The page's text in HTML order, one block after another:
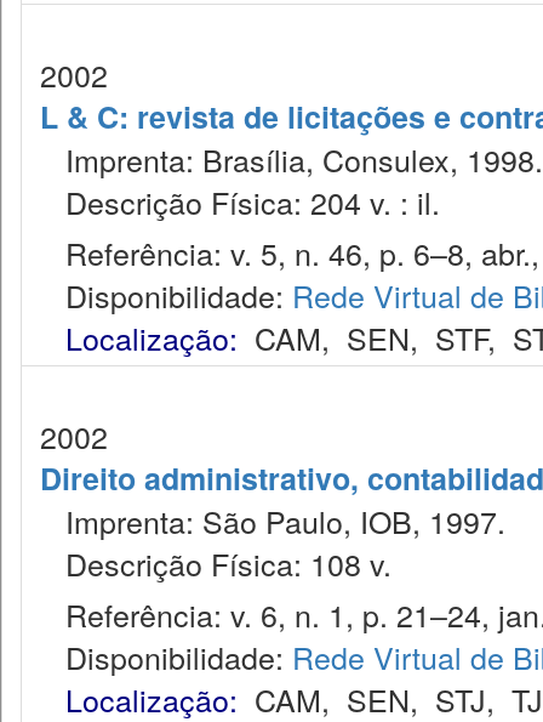
2002
L & C: revista de licitações e
Imprenta: Brasília, Consulex, 1998.
Descrição Física: 204 v. : il.
Referência: v. 5, n. 46, p. 6–8,
Disponibilidade: Rede Virtual de
Localização: CAM, SEN, STF,
2002
Direito administrativo,
Imprenta: São Paulo, IOB, 1997.
Descrição Física: 108 v.
Referência: v. 6, n. 1, p. 21–24,
Disponibilidade: Rede Virtual de
Localização: CAM, SEN, STJ,